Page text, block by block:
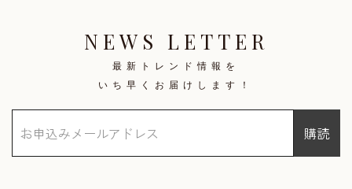
NEWS LETTER
最新トレンド情報を
いち早くお届けします！